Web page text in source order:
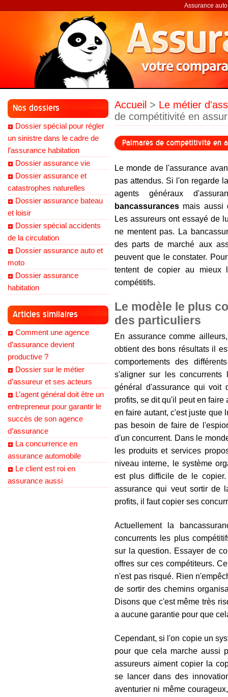
Assurance
Nos dossiers
Dossier spécial pour régler
un sinistre dans le cadre de
l’assurance habitation
Dossier assurance vie
Dossier assurance et
catastrophes naturelles
Dossier assurance bateau
et loisir
Dossier spécial accidents
de la circulation
Dossier assurance auto et
moto
Dossier assurance
habitation
Articles similaires
Comment une agence
d’assurance devient
productive ?
Dossier sur le métier
d’assureur et ses acteurs
L’agent général doit être un
entrepreneur pour garantir le
succès de son agence
d’assurance
La concurrence en
assurance automobile
Le client est roi en
assurance aussi
Accueil > Le métier
de compétitivité en
Palmarès de compétitivité en
Le monde de l'assurance
pas attendus. Si l'on regarde
agents généraux
bancassurances mais
Les assureurs ont essayé de
ne mentent pas. La
des parts de marché aux
peuvent que le constater.
tentent de copier au mieux
compétitifs.
Le modèle le plus
des particuliers
En assurance comme
obtient des bons résultats il
comportements des
s'aligner sur les concurrents
général d'assurance qui voit
profits, se dit qu'il peut en
en faire autant, c'est juste que
pas besoin de faire de
d'un concurrent. Dans le
les produits et services
niveau interne, le système
est plus difficile de le
assurance qui veut sortir de
profits, il faut copier ses
Actuellement la
concurrents les plus
sur la question. Essayer de
offres sur ces compétiteurs.
n'est pas risqué. Rien
de sortir des chemins
Disons que c'est même très
a aucune garantie pour que
Cependant, si l'on copie un
pour que cela marche aussi
assureurs aiment copier la
se lancer dans des
aventurier ni même